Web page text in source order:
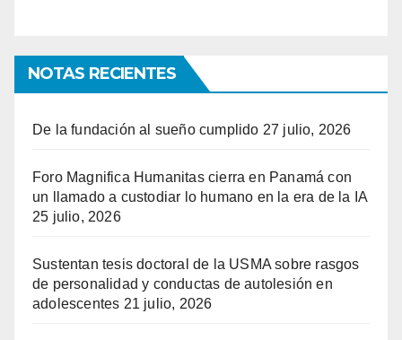
NOTAS RECIENTES
De la fundación al sueño cumplido 27 julio, 2026
Foro Magnifica Humanitas cierra en Panamá con
un llamado a custodiar lo humano en la era de la IA
25 julio, 2026
Sustentan tesis doctoral de la USMA sobre rasgos
de personalidad y conductas de autolesión en
adolescentes 21 julio, 2026